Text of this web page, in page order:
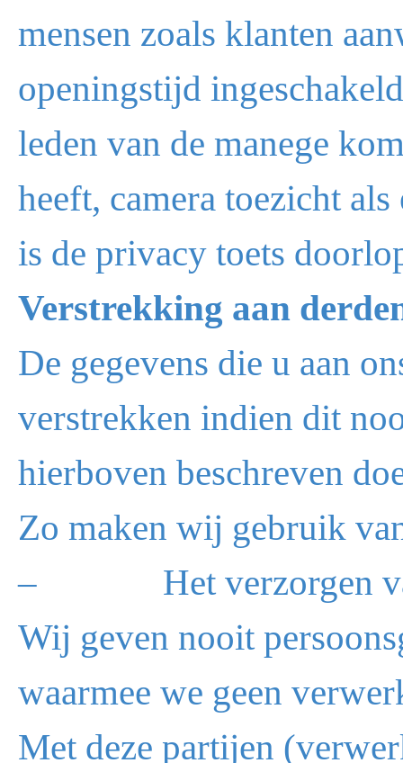
mensen zoals klanten
openingstijd
leden van de manege
heeft, camera toezicht
is de privacy toets
Verstrekking aan
De gegevens die u aan
verstrekken indien dit
hierboven beschreven
Zo maken wij gebruik
– Het verzorgen van
Wij geven nooit
waarmee we geen
Met deze partijen